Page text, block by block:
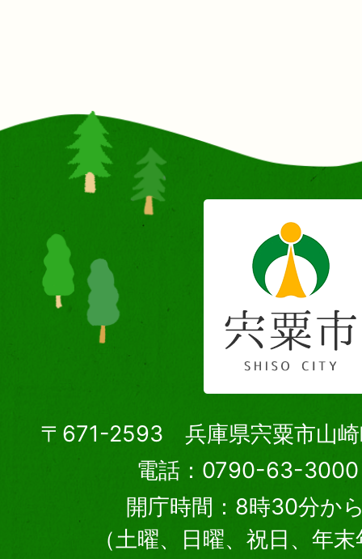
〒671-2593 兵庫県宍粟市山崎
電話：0790-63-3000
開庁時間：8時30分か
（土曜、日曜、祝日、年